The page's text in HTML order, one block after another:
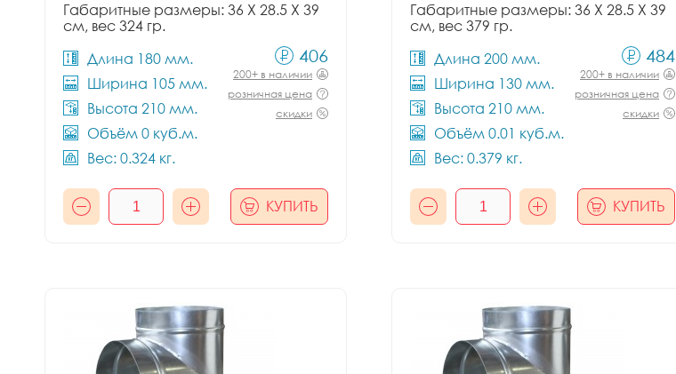
Габаритные размеры: 36 X 28.5 X 39
см, вес 324 гр.
Длина 180 мм.
Ширина 105 мм.
Высота 210 мм.
Объём 0 куб.м.
Вес: 0.324 кг.
406
200+ в наличии
розничная цена
скидки
КУПИТЬ
Габаритные размеры: 36 X 28.5 X 39
см, вес 379 гр.
Длина 200 мм.
Ширина 130 мм.
Высота 210 мм.
Объём 0.01 куб.м.
Вес: 0.379 кг.
484
200+ в наличии
розничная цена
скидки
КУПИТЬ